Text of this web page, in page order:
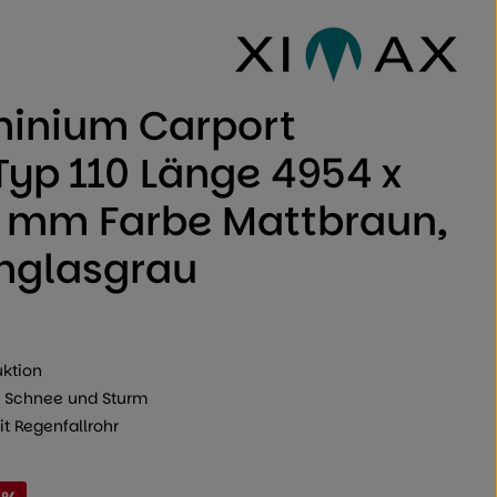
Carport
110 Länge 4954 x
mm Farbe Mattbraun,
und Sturm
Regenfallrohr